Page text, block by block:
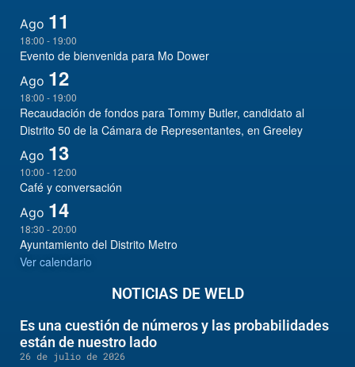
Ago 11
18:00 - 19:00
Evento de bienvenida para Mo Dower
Ago 12
18:00 - 19:00
Recaudación de fondos para Tommy Butler, candidato al
Distrito 50 de la Cámara de Representantes, en Greeley
Ago 13
10:00 - 12:00
Café y conversación
Ago 14
18:30 -20:00
Ayuntamiento del Distrito Metro
Ver calendario
NOTICIAS DE WELD
Es una cuestión de números y las probabilidades
están de nuestro lado
26 de julio de 2026